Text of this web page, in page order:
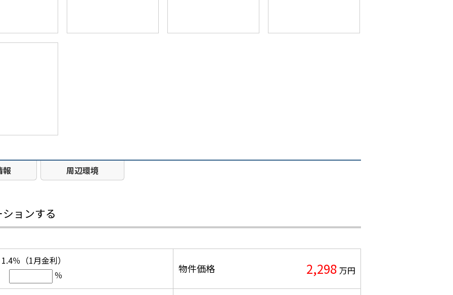
報 周辺環境
ョンする
％（1月金利）
％
物件価格 2,298 万円